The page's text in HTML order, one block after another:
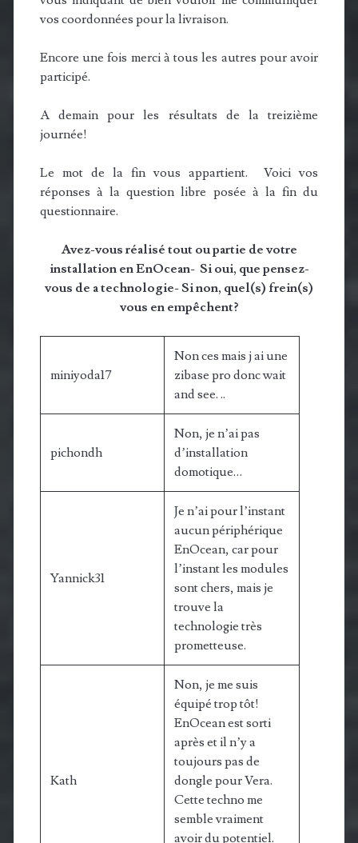
vos coordonnées pour la livraison.
Encore une fois merci à tous les autres pour avoir
participé.
A demain pour les résultats de la treizième
journée!
Le mot de la fin vous appartient. Voici vos
réponses à la question libre posée à la fin du
questionnaire.
Avez-vous réalisé tout ou partie de votre
installation en EnOcean- Si oui, que pensez-
vous de a technologie- Si non, quel(s) frein(s)
vous en empêchent?
miniyoda17
Non ces mais j ai une
zibase pro donc wait
and see. ..
pichondh
Non, je n’ai pas
d’installation
domotique…
Yannick31
Je n’ai pour l’instant
aucun périphérique
EnOcean, car pour
l’instant les modules
sont chers, mais je
trouve la
technologie très
prometteuse.
Kath
Non, je me suis
équipé trop tôt!
EnOcean est sorti
après et il n’y a
toujours pas de
dongle pour Vera.
Cette techno me
semble vraiment
avoir du potentiel.